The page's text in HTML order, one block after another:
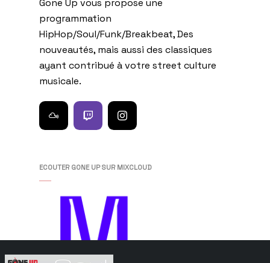
Gone Up vous propose une
programmation
HipHop/Soul/Funk/Breakbeat, Des
nouveautés, mais aussi des classiques
ayant contribué à votre street culture
musicale.
ECOUTER GONE UP SUR MIXCLOUD